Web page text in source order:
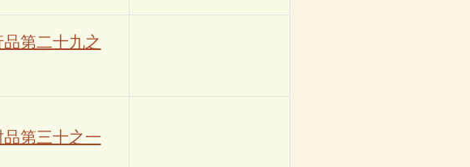
第二十九之
第三十之一